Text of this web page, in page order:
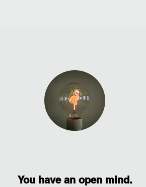
You have an open mind.